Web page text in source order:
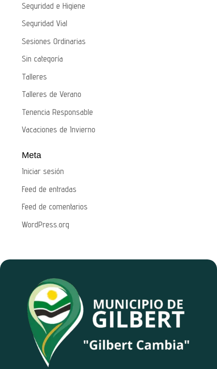
Seguridad e Higiene
Seguridad Vial
Sesiones Ordinarias
Sin categoría
Talleres
Talleres de Verano
Tenencia Responsable
Vacaciones de Invierno
Meta
Iniciar sesión
Feed de entradas
Feed de comentarios
WordPress.org